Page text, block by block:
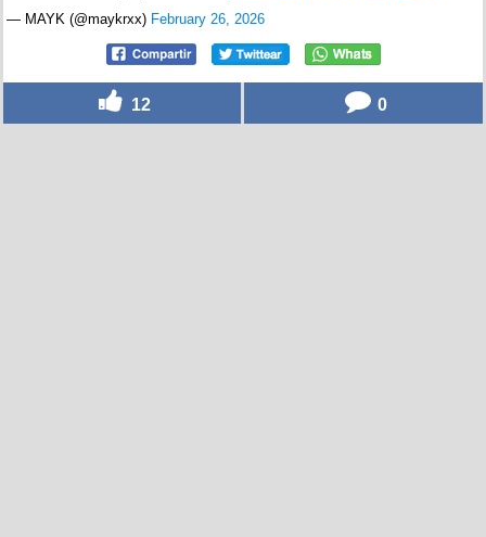
— MAYK (@maykrxx) February 26, 2026
12 0